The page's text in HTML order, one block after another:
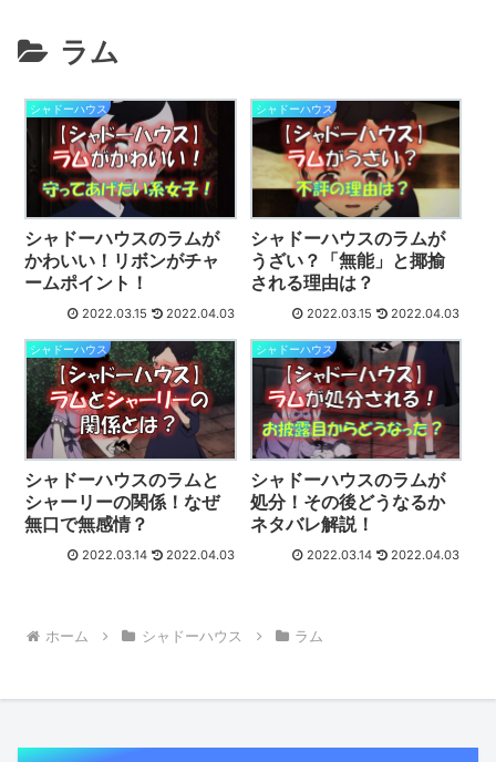
ラム
シャドーハウス
シャドーハウスのラムが
かわいい！リボンがチャ
ームポイント！
2022.03.15 2022.04.03
シャドーハウス
シャドーハウスのラムが
うざい？「無能」と揶揄
される理由は？
2022.03.15 2022.04.03
シャドーハウス
シャドーハウスのラムと
シャーリーの関係！なぜ
無口で無感情？
2022.03.14 2022.04.03
シャドーハウス
シャドーハウスのラムが
処分！その後どうなるか
ネタバレ解説！
2022.03.14 2022.04.03
ホーム シャドーハウス ラム